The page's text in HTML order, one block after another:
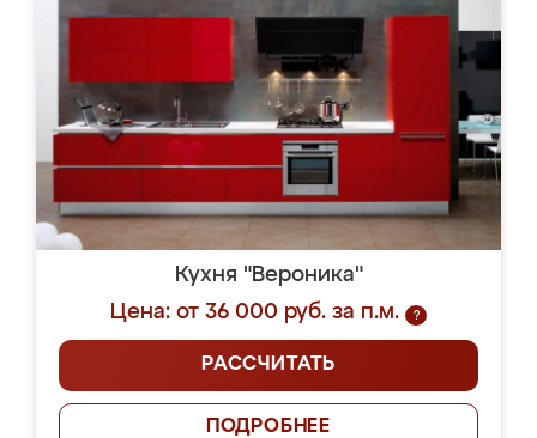
Кухня "Вероника"
Цена: от 36 000 руб. за п.м.
?
РАССЧИТАТЬ
ПОДРОБНЕЕ